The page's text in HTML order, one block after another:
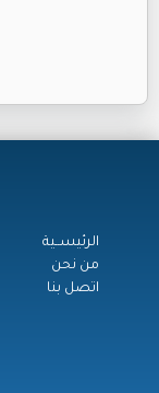
الرئيســية
من نحن
اتصل بنا